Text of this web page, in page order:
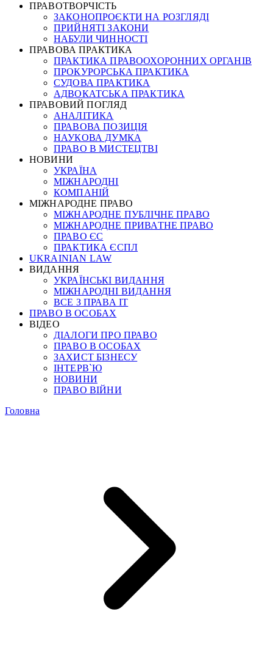
ПРАВОТВОРЧІСТЬ
ЗАКОНОПРОЄКТИ НА РОЗГЛЯДІ
ПРИЙНЯТІ ЗАКОНИ
НАБУЛИ ЧИННОСТІ
ПРАВОВА ПРАКТИКА
ПРАКТИКА ПРАВООХОРОННИХ ОРГАНІВ
ПРОКУРОРСЬКА ПРАКТИКА
СУДОВА ПРАКТИКА
АДВОКАТСЬКА ПРАКТИКА
ПРАВОВИЙ ПОГЛЯД
АНАЛІТИКА
ПРАВОВА ПОЗИЦІЯ
НАУКОВА ДУМКА
ПРАВО В МИСТЕЦТВІ
НОВИНИ
УКРАЇНА
МІЖНАРОДНІ
КОМПАНІЙ
МІЖНАРОДНЕ ПРАВО
МІЖНАРОДНЕ ПУБЛІЧНЕ ПРАВО
МІЖНАРОДНЕ ПРИВАТНЕ ПРАВО
ПРАВО ЄС
ПРАКТИКА ЄСПЛ
UKRAINIAN LAW
ВИДАННЯ
УКРАЇНСЬКІ ВИДАННЯ
МІЖНАРОДНІ ВИДАННЯ
ВСЕ З ПРАВА ІТ
ПРАВО В ОСОБАХ
ВІДЕО
ДІАЛОГИ ПРО ПРАВО
ПРАВО В ОСОБАХ
ЗАХИСТ БІЗНЕСУ
ІНТЕРВ`Ю
НОВИНИ
ПРАВО ВІЙНИ
Головна